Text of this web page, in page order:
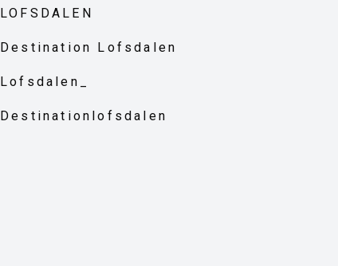
LOFSDALEN
Destination Lofsdalen
Lofsdalen_
Destinationlofsdalen